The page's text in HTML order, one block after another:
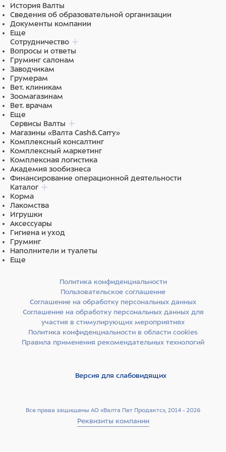
Датчики на выбор (количество датчиков указано в
наименовании товара):
Микроконвексный датчик.
Линейный датчик.
Линейный ректальный датчик.
Линейный датчик для определения мясных
качеств.
Опции (в стоимость не входят):
Электронные видеоочки
Проставка гелевая для линейного датчика для
определения мясных качеств.
Дополнительная Li-ion батарея на 3 часа работы
Зарядное устройство в автомобиль (зарядка
аккумулятора в машине от прикуривателя)
История Валты
Сведения об образовательной организации
Документы компании
Еще
Сотрудничество
Вопросы и ответы
Груминг салонам
Заводчикам
Грумерам
Вет. клиникам
Зоомагазинам
Вет. врачам
Еще
Сервисы Валты
Магазины «Валта Cash&Carry»
Комплексный консалтинг
Комплексный маркетинг
Комплексная логистика
Академия зообизнеса
Финансирование операционной деятельности
Каталог
Корма
Лакомства
Игрушки
Аксессуары
Гигиена и уход
Груминг
Наполнители и туалеты
Еще
Все права защищены АО «Валта Пет Продактс», 2014 - 2026
Реквизиты компании
Политика конфиденциальности
Пользовательское соглашение
Соглашение на обработку персональных данных
Соглашение на обработку персональных данных для
участия в стимулирующих мероприятиях
Политика конфиденциальности в области cookies
Правила применения рекомендательных технологий
Версия для слабовидящих